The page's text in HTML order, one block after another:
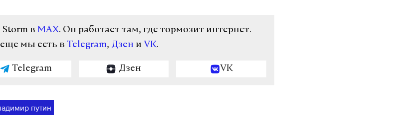
в MAX. Он работает там, где тормозит интернет.
мы есть в Telegram, Дзен и VK.
Telegram Дзен VK
путин